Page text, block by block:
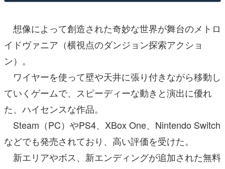
想像によって創造された奇妙な世界が舞台のメトロ
イドヴァニア（横視点のダンジョン探索アクショ
ン）。
ワイヤーを使って壁や天井に張り付きながら移動し
ていくゲームで、スピーディーな動きと演出に優れ
た、ハイセンスな作品。
Steam（PC）やPS4、XBox One、Nintendo Switch
などでも発売されており、高い評価を受けた。
新エリアやボス、新エンディングが追加された無料